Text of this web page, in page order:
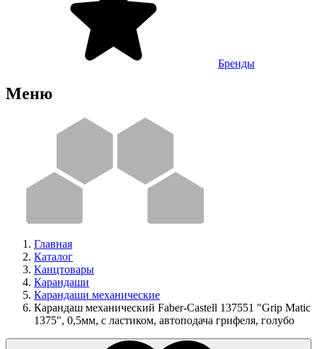
Бренды
Меню
Главная
Каталог
Канцтовары
Карандаши
Карандаши механические
Карандаш механический Faber-Castell 137551 "Grip Matic
1375", 0,5мм, с ластиком, автоподача грифеля, голубо